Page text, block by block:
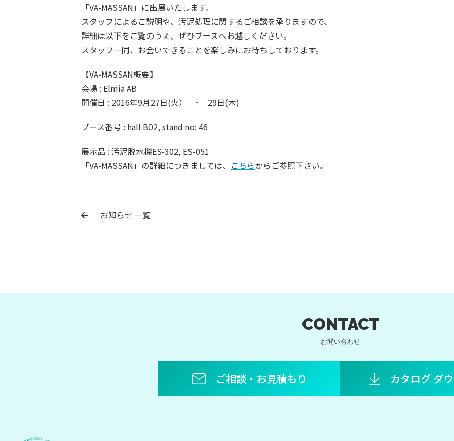
「VA-MASSAN」に出展いたします。
スタッフによるご説明や、汚泥処理に関するご相談を承りますので、
詳細は以下をご覧のうえ、ぜひブースへお越しください。
スタッフ一同、お会いできることを楽しみにお待ちしております。
【VA-MASSAN概要】
会場 : Elmia AB
開催日 : 2016年9月27日(火） ~ 29日(木)
ブース番号 : hall B02, stand no: 46
展示品 : 汚泥脱水機ES-302, ES-051
「VA-MASSAN」の詳細につきましては、 こちらからご参照下さい。
お知らせ 一覧
CONTACT
お問い合わせ
ご相談・お見積もり カタログ ダ